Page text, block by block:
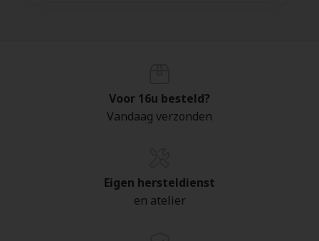
Voor 16u besteld?
Vandaag verzonden
Eigen hersteldienst
en atelier